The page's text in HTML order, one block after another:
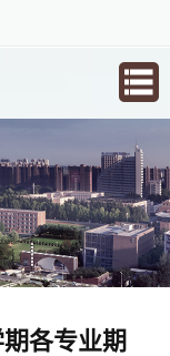
各专业期